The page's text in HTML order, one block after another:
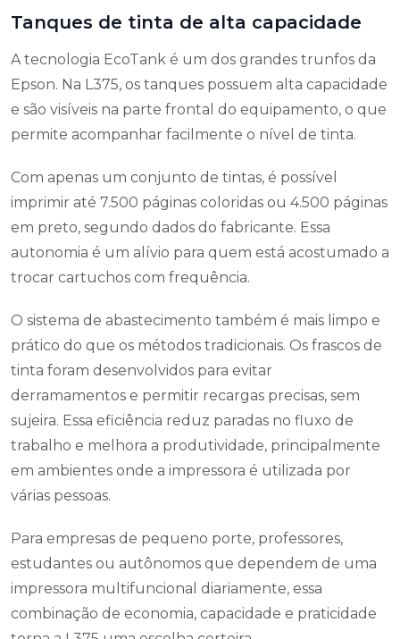
Tanques de tinta de alta capacidade
A tecnologia EcoTank é um dos grandes trunfos da
Epson. Na L375, os tanques possuem alta capacidade
e são visíveis na parte frontal do equipamento, o que
permite acompanhar facilmente o nível de tinta.
Com apenas um conjunto de tintas, é possível
imprimir até 7.500 páginas coloridas ou 4.500 páginas
em preto, segundo dados do fabricante. Essa
autonomia é um alívio para quem está acostumado a
trocar cartuchos com frequência.
O sistema de abastecimento também é mais limpo e
prático do que os métodos tradicionais. Os frascos de
tinta foram desenvolvidos para evitar
derramamentos e permitir recargas precisas, sem
sujeira. Essa eficiência reduz paradas no fluxo de
trabalho e melhora a produtividade, principalmente
em ambientes onde a impressora é utilizada por
várias pessoas.
Para empresas de pequeno porte, professores,
estudantes ou autônomos que dependem de uma
impressora multifuncional diariamente, essa
combinação de economia, capacidade e praticidade